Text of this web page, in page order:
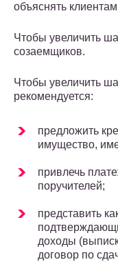
объяснять
Чтобы увеличить
созаемщиков.
Чтобы увеличить
рекомендуется:
предложить
имущество,
привлечь
поручителей;
представить
доходы
договор по